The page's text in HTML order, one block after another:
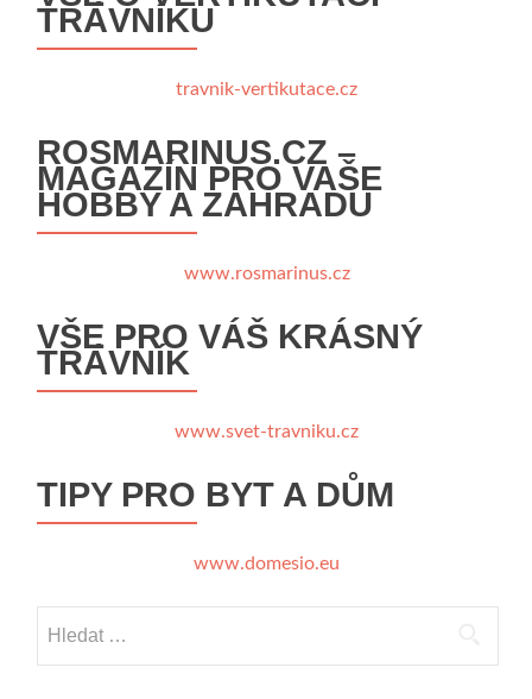
TRÁVNÍKU
travnik-vertikutace.cz
ROSMARINUS.CZ –
MAGAZÍN PRO VAŠE
HOBBY A ZAHRADU
www.rosmarinus.cz
VŠE PRO VÁŠ KRÁSNÝ
TRÁVNÍK
www.svet-travniku.cz
TIPY PRO BYT A DŮM
www.domesio.eu